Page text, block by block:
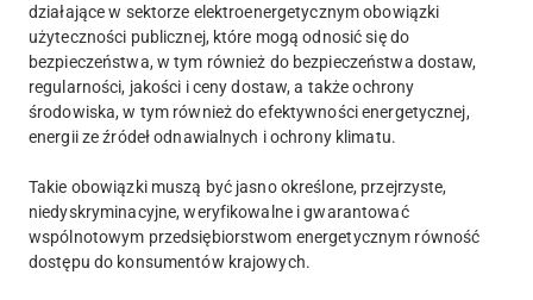
działające w sektorze elektroenergetycznym obowiązki
użyteczności publicznej, które mogą odnosić się do
bezpieczeństwa, w tym również do bezpieczeństwa dostaw,
regularności, jakości i ceny dostaw, a także ochrony
środowiska, w tym również do efektywności energetycznej,
energii ze źródeł odnawialnych i ochrony klimatu.
Takie obowiązki muszą być jasno określone, przejrzyste,
niedyskryminacyjne, weryfikowalne i gwarantować
wspólnotowym przedsiębiorstwom energetycznym równość
dostępu do konsumentów krajowych.